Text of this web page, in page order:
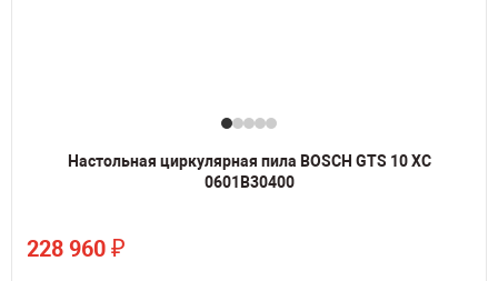
Настольная циркулярная пила BOSCH GTS 10 XC
0601B30400
228 960 ₽